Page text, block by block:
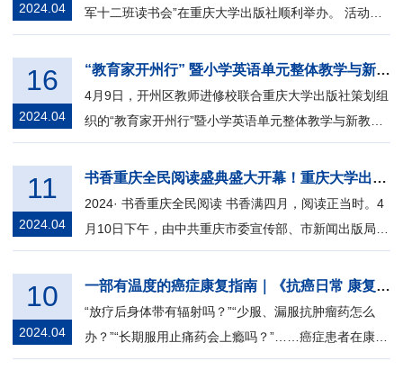
军十二班读书会”在重庆大学出版社顺利举办。 活动伊
始，重庆大学出版社副社长谭进与重...
2024.04
“教育家开州行” 暨小学英语单元整体教学与新教材的融合设计策略培训成功举办
4月9日，开州区教师进修校联合重庆大学出版社策划组
织的“教育家开州行”暨小学英语单元整体教学与新教材
的融合设计策略培训在开州区汉丰第...
16
2024.04
书香重庆全民阅读盛典盛大开幕！重庆大学出版社《“图案里的中国故事”丛书》荣获大奖
2024· 书香重庆全民阅读 书香满四月，阅读正当时。4
月10日下午，由中共重庆市委宣传部、市新闻出版局、
重庆市全民阅读活动办公室等联合...
11
2024.04
一部有温度的癌症康复指南｜《抗癌日常 康复有方》新书发布会
“放疗后身体带有辐射吗？”“少服、漏服抗肿瘤药怎么
办？”“长期服用止痛药会上瘾吗？”……癌症患者在康复
过程中最关心的296个问题，都...
10
2024.04